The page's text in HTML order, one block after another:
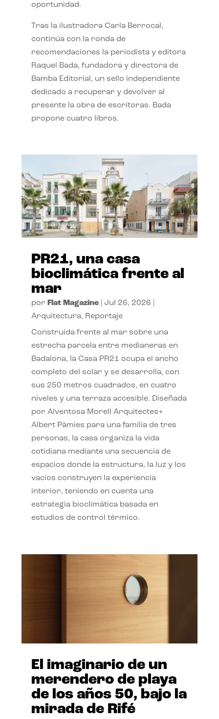
oportunidad.
Tras la ilustradora Carla Berrocal,
continúa con la ronda de
recomendaciones la periodista y editora
Raquel Bada, fundadora y directora de
Bamba Editorial, un sello independiente
dedicado a recuperar y devolver al
presente la obra de escritoras. Bada
propone cuatro libros.
PR21, una casa
bioclimática frente al
mar
por Flat Magazine| Jul 26, 2026
Arquitectura, Reportaje
Construida frente al mar sobre una
estrecha parcela entre medianeras en
Badalona, la Casa PR21 ocupa el ancho
completo del solar y se desarrolla, con
sus 250 metros cuadrados, en cuatro
niveles y una terraza accesible. Diseñada
por Alventosa Morell Arquitectes+
Albert Pàmies para una familia de tres
personas, la casa organiza la vida
cotidiana mediante una secuencia de
espacios donde la estructura, la luz y los
vacíos construyen la experiencia
interior, teniendo en cuenta una
estrategia bioclimática basada en
estudios de control térmico.
El imaginario de un
merendero de playa
de los años 50, bajo la
mirada de Rifé